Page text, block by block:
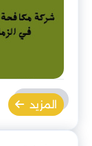
المزيد